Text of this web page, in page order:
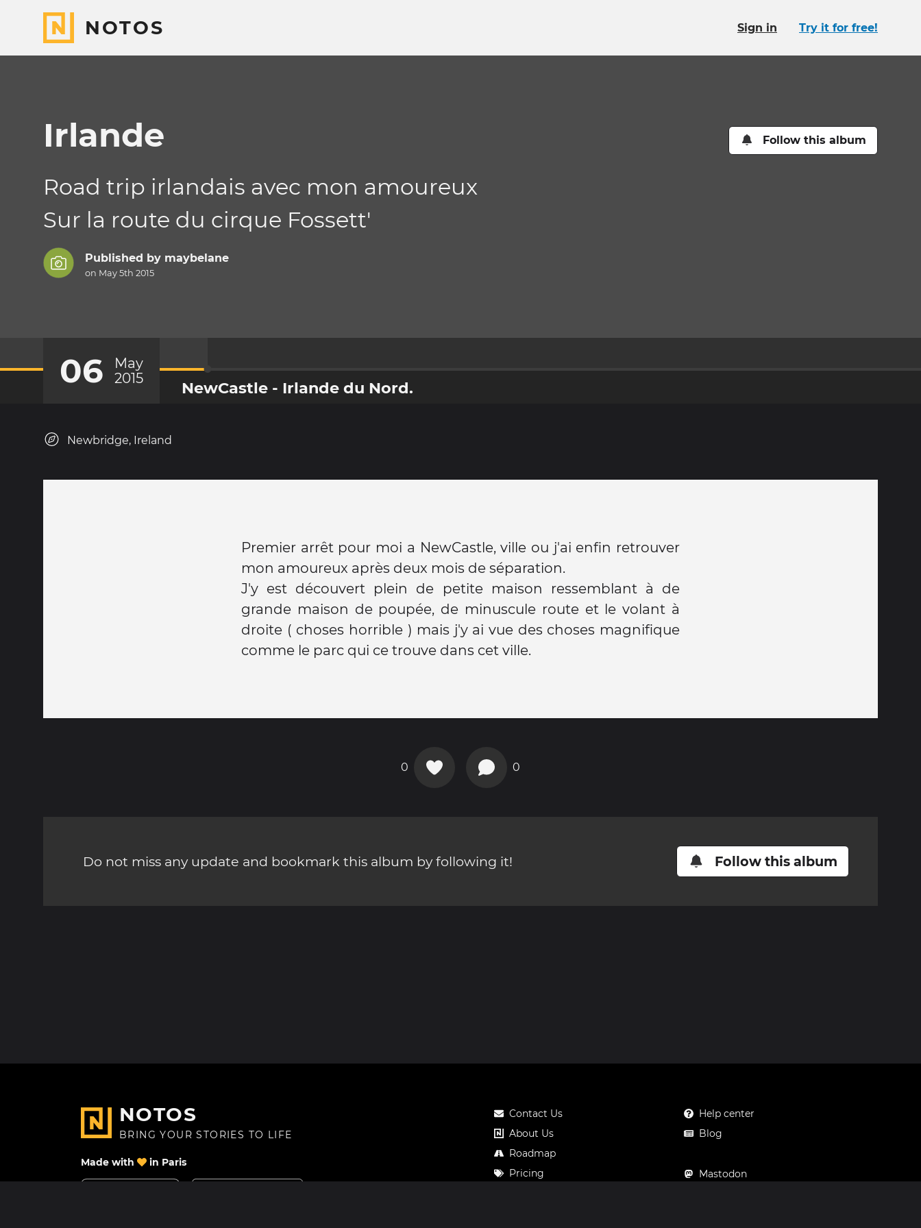
NOTOS Sign in Try it for free!
Irlande Follow this album
Road trip irlandais avec mon amoureux
Sur la route du cirque Fossett'
Published by maybelane
on May 5th 2015
06
May
2015
NewCastle - Irlande du Nord.
Newbridge, Ireland
Premier arrêt pour moi a NewCastle, ville ou j'ai enfin retrouver
mon amoureux après deux mois de séparation.
J'y est découvert plein de petite maison ressemblant à de
grande maison de poupée, de minuscule route et le volant à
droite ( choses horrible ) mais j'y ai vue des choses magnifique
comme le parc qui ce trouve dans cet ville.
0 0
Do not miss any update and bookmark this album by following it! Follow this album
NOTOS
BRING YOUR STORIES TO LIFE
Made with in Paris
Contact Us
About Us
Roadmap
Pricing
Help center
Blog
Mastodon